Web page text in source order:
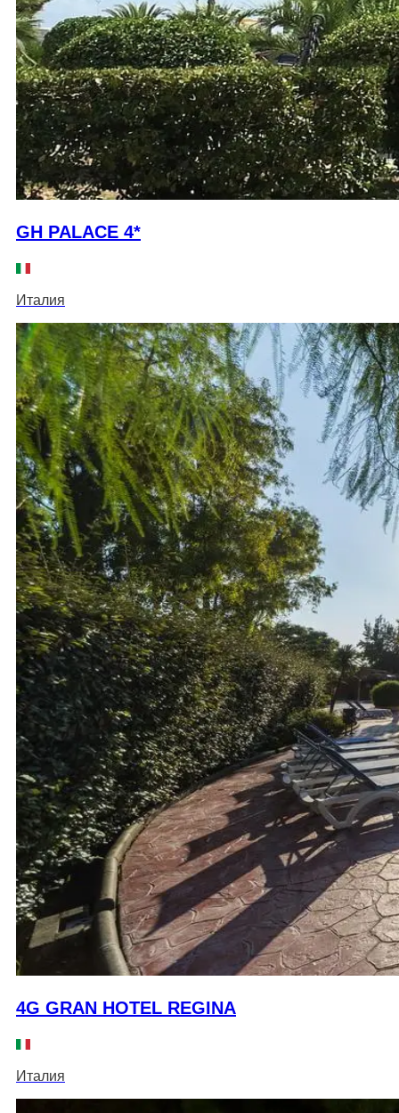
GH PALACE 4*
Италия
4G GRAN HOTEL REGINA
Италия